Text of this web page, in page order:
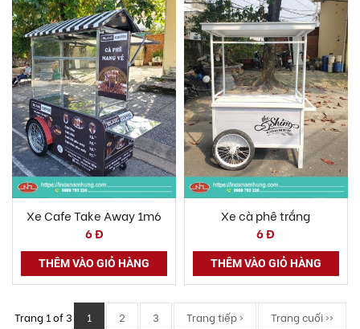
Xe Cafe Take Away 1m6
6 Đ
THÊM VÀO GIỎ HÀNG
Xe cà phê trắng
6 Đ
THÊM VÀO GIỎ HÀNG
Trang 1 of 3 1 2 3 Trang tiếp › Trang cuối ››